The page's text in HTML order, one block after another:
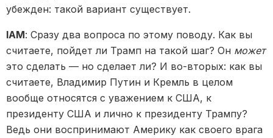
убежден: такой вариант существует.
IAM: Сразу два вопроса по этому поводу. Как вы
считаете, пойдет ли Трамп на такой шаг? Он может
это сделать — но сделает ли? И во-вторых: как вы
считаете, Владимир Путин и Кремль в целом
вообще относятся с уважением к США, к
президенту США и лично к президенту Трампу?
Ведь они воспринимают Америку как своего врага